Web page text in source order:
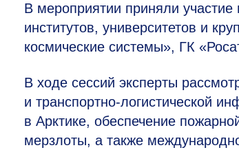
В мероприятии приняли
институтов, университетов и
космические системы», ГК
В ходе сессий эксперты
и транспортно-логистической
в Арктике, обеспечение
мерзлоты, а также